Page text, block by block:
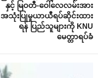
နှင့် မြဝတီ-ဝေါ်လေလမ်းအား
အသုံးပြုမှုယာယီရပ်ဆိုင်းထား
ရန် ပြည်သူများကို KNU
မေတ္တာရပ်ခံ